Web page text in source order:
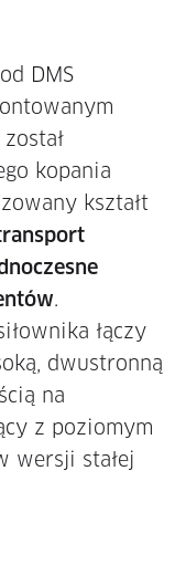
DMS
kopania
kształt
.
łączy
dwustronną
na
z poziomym
wersji stałej